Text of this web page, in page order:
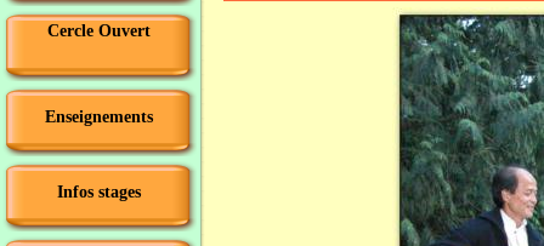
Cercle Ouvert
Enseignements
Infos stages